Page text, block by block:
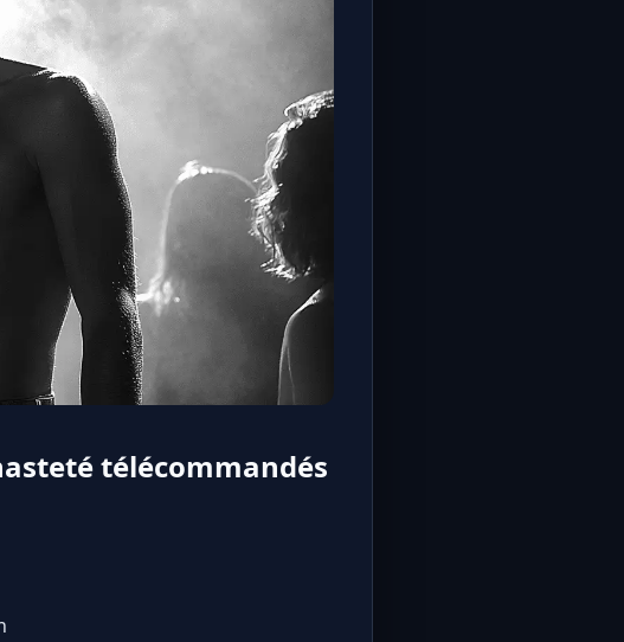
télécommandés